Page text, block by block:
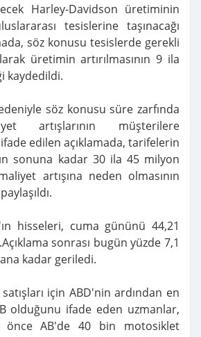
Harley-Davidson üretiminin
tesislerine taşınacağı
söz konusu tesislerde gerekli
üretimin artırılmasının 9 ila
kaydedildi.
söz konusu süre zarfında
artışlarının müşterilere
ifade edilen açıklamada, tarifelerin
sonuna kadar 30 ila 45 milyon
artışına neden olmasının
hisseleri, cuma gününü 44,21
sonrası bugün yüzde 7,1
kadar geriledi.
için ABD'nin ardından en
olduğunu ifade eden uzmanlar,
AB'de 40 bin motosiklet